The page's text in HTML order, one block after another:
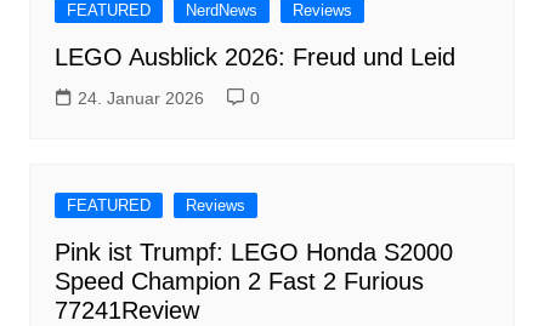
FEATURED NerdNews Reviews
LEGO Ausblick 2026: Freud und Leid
24. Januar 2026 0
FEATURED Reviews
Pink ist Trumpf: LEGO Honda S2000
Speed Champion 2 Fast 2 Furious
77241Review